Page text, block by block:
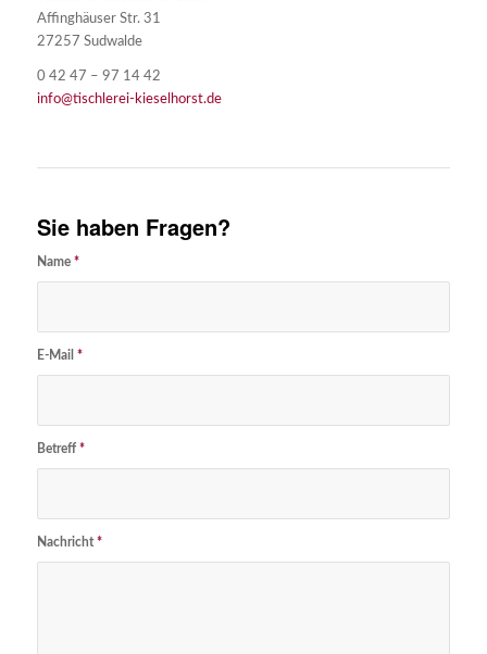
Affinghäuser Str. 31
27257 Sudwalde
0 42 47 – 97 14 42
info@tischlerei-kieselhorst.de
Sie haben Fragen?
Name *
E-Mail *
Betreff *
Nachricht*